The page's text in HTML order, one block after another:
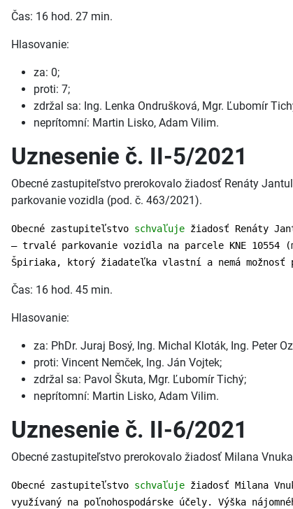
Čas: 16 hod. 27 min.
Hlasovanie:
za: 0;
proti: 7;
zdržal sa: Ing. Lenka Ondrušková, Mgr. Ľubomír
neprítomní: Martin Lisko, Adam Vilim.
Uznesenie č. II-5/2021
Obecné zastupiteľstvo prerokovalo žiadosť Renáty
parkovanie vozidla (pod. č. 463/2021).
Obecné zastupiteľstvo schvaľuje žiadosť Renáty
– trvalé parkovanie vozidla na parcele KNE 10554
Špiriaka, ktorý žiadateľka vlastní a nemá možnosť
Čas: 16 hod. 45 min.
Hlasovanie:
za: PhDr. Juraj Bosý, Ing. Michal Kloták, Ing. Peter
proti: Vincent Nemček, Ing. Ján Vojtek;
zdržal sa: Pavol Škuta, Mgr. Ľubomír Tichý;
neprítomní: Martin Lisko, Adam Vilim.
Uznesenie č. II-6/2021
Obecné zastupiteľstvo prerokovalo žiadosť Milana
Obecné zastupiteľstvo schvaľuje žiadosť Milana
využívaný na poľnohospodárske účely. Výška